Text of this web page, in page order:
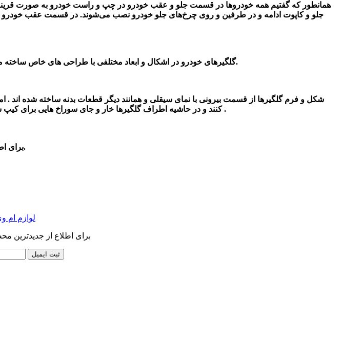
همانطور که گفتیم همه خودروها در قسمت جلو و عقب خودرو در چپ و راست خودرو به صورت
جلو و کاپوت ادامه و در طرفین و روی چرخ‌های جلو خودرو نصب می‌شوند. در قسمت عقب
گلگیرهای خودرو در اشکال و ابعاد مختلفی با طراحی های خاص ساخته میشوند. گلگیرها به صورت ثابت و یکپارچه به بدنه وصل شده و یا به صورت جداگانه به بدنه متصل میباشند.
شکل و فرم گلگیرها از قسمت بیرونی با نمای سیقلی و همانند دیگر قطعات بدنه ساخته شده
کنند و در حاشیه اطراف گلگیرها خار و جای سوراخ هایی برای کیپ شدن با سایر قطعات وجود دارد ، این گلگیرها با قطعات اطراف خود به طور کامل چفت و بست می شوند .
برای اطلاع از خرید و سفارش این قطعه و دریافت قیمت آن می توانید با شماره درج شده در سایت تماس بگیرید.
لوازم ام
برای اطلاع از جدیدترین
ثبت ایمیل